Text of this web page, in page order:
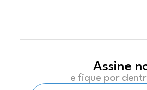
Assine
e fique por